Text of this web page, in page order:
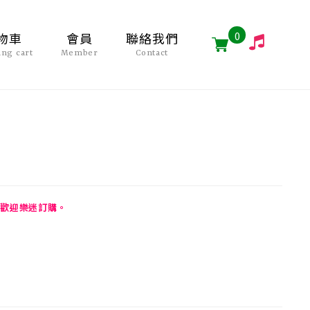
車
cart
會員
Member
聯絡我們
Contact
0
迎樂迷訂購。